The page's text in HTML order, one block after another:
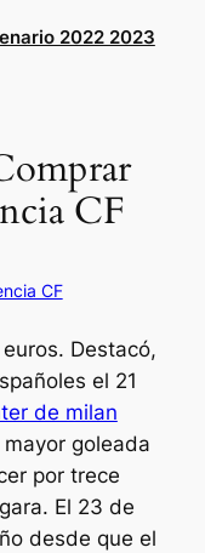
2022 2023
CF
CF
Destacó,
el 21
de milan
goleada
por trece
El 23 de
desde que el